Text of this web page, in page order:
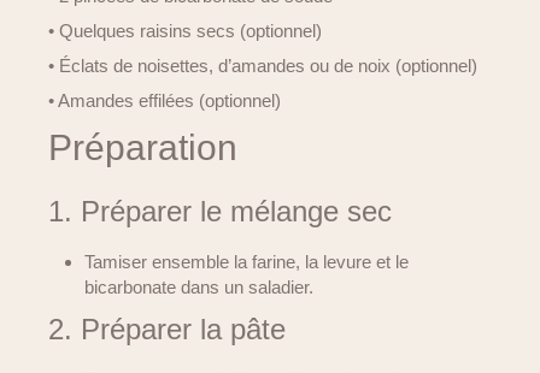
• Quelques raisins secs (optionnel)
• Éclats de noisettes, d’amandes ou de noix (optionnel)
• Amandes effilées (optionnel)
Préparation
1. Préparer le mélange sec
Tamiser ensemble la farine, la levure et le
bicarbonate dans un saladier.
2. Préparer la pâte